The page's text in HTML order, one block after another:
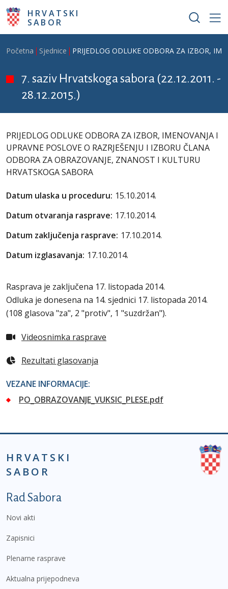
Skoči na glavni sadržaj
HRVATSKI
SABOR
Breadcrumb
Početna Sjednice PRIJEDLOG ODLUKE ODBORA ZA IZBOR,
7. saziv Hrvatskoga sabora (22.12.2011. -
28.12.2015.)
PRIJEDLOG ODLUKE ODBORA ZA IZBOR, IMENOVANJA I
UPRAVNE POSLOVE O RAZRJEŠENJU I IZBORU ČLANA
ODBORA ZA OBRAZOVANJE, ZNANOST I KULTURU
HRVATSKOGA SABORA
Datum ulaska u proceduru: 15.10.2014.
Datum otvaranja rasprave: 17.10.2014.
Datum zaključenja rasprave: 17.10.2014.
Datum izglasavanja: 17.10.2014.
Rasprava je zaključena 17. listopada 2014.
Odluka je donesena na 14. sjednici 17. listopada 2014.
(108 glasova "za", 2 "protiv", 1 "suzdržan").
Videosnimka rasprave
Rezultati glasovanja
VEZANE INFORMACIJE:
PO_OBRAZOVANJE_VUKSIC_PLESE.pdf
HRVATSKI
SABOR
Podnožje prvi izbornik
Rad Sabora
Novi akti
Zapisnici
Plenarne rasprave
Aktualna prijepodneva